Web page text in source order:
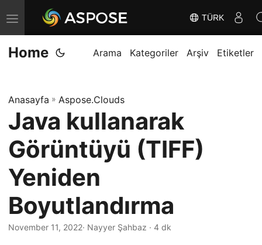
G
e
z
m
i
D
e
ğ
i
ş
TÜRK
Home Arama Kategoriler Arşiv Etiketler
Anasayfa » Aspose.Clouds
Java kullanarak
Görüntüyü (TIFF)
Yeniden
Boyutlandırma
November 11, 2022· Nayyer Şahbaz · 4 dk